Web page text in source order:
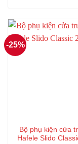
-25%
Bộ phụ kiện cửa
Hafele Slido